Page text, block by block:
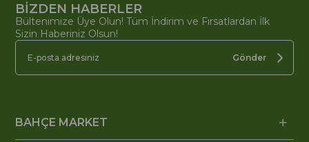
BİZDEN HABERLER
Bültenimize Üye Olun! Tüm İndirim ve Fırsatlardan İlk
Sizin Haberiniz Olsun!
Gönder
BAHÇE MARKET